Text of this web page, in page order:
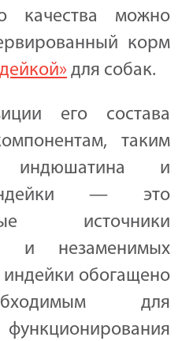
качества можно
корм
для собак.
его состава
таким
индюшатина и
— это
источники
и незаменимых
обогащено
для